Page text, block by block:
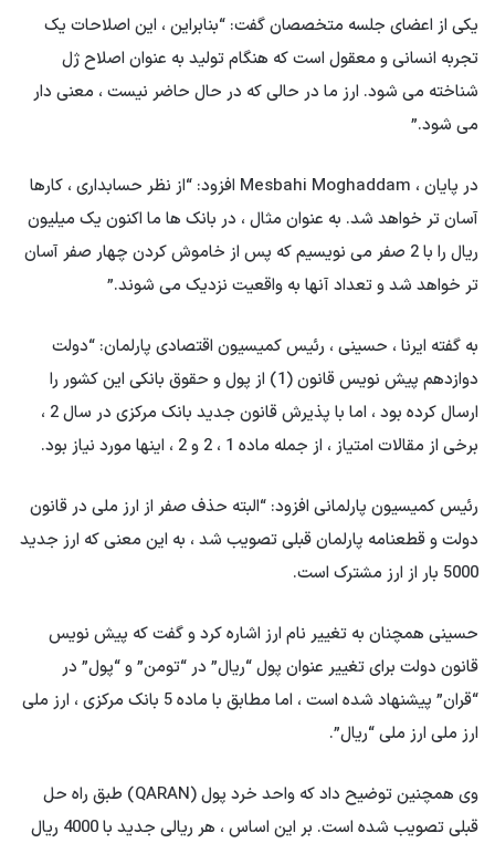
یکی از اعضای جلسه متخصصان گفت: “بنابراین ، این اصلاحات یک
تجربه انسانی و معقول است که هنگام تولید به عنوان اصلاح ژل
شناخته می شود. ارز ما در حالی که در حال حاضر نیست ، معنی دار
می شود.”
در پایان ، Mesbahi Moghaddam افزود: “از نظر حسابداری ، کارها
آسان تر خواهد شد. به عنوان مثال ، در بانک ها ما اکنون یک میلیون
ریال را با 2 صفر می نویسیم که پس از خاموش کردن چهار صفر آسان
تر خواهد شد و تعداد آنها به واقعیت نزدیک می شوند.”
به گفته ایرنا ، حسینی ، رئیس کمیسیون اقتصادی پارلمان: “دولت
دوازدهم پیش نویس قانون (1) از پول و حقوق بانکی این کشور را
ارسال کرده بود ، اما با پذیرش قانون جدید بانک مرکزی در سال 2 ،
برخی از مقالات امتیاز ، از جمله ماده 1 ، 2 و 2 ، اینها مورد نیاز بود.
رئیس کمیسیون پارلمانی افزود: “البته حذف صفر از ارز ملی در قانون
دولت و قطعنامه پارلمان قبلی تصویب شد ، به این معنی که ارز جدید
5000 بار از ارز مشترک است.
حسینی همچنان به تغییر نام ارز اشاره کرد و گفت که پیش نویس
قانون دولت برای تغییر عنوان پول “ریال” در “تومن” و “پول” در
“قران” پیشنهاد شده است ، اما مطابق با ماده 5 بانک مرکزی ، ارز ملی
ارز ملی ارز ملی “ریال”.
وی همچنین توضیح داد که واحد خرد پول (QARAN) طبق راه حل
قبلی تصویب شده است. بر این اساس ، هر ریالی جدید با 4000 ریال